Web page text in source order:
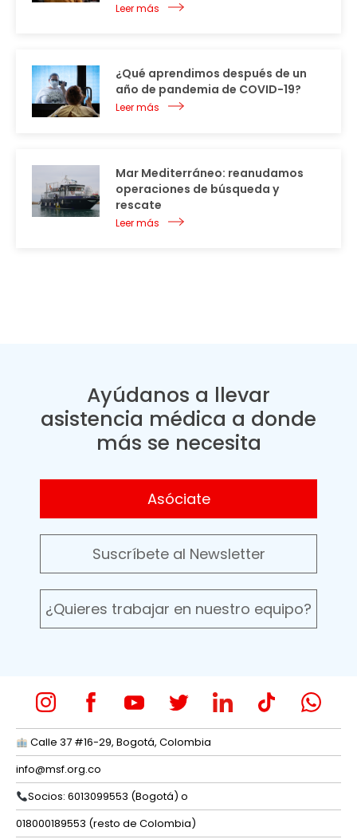
Leer más
¿Qué aprendimos después de un
año de pandemia de COVID-19?
Leer más
Mar Mediterráneo: reanudamos
operaciones de búsqueda y
rescate
Leer más
Ayúdanos a llevar
asistencia médica a donde
más se necesita
Asóciate
Suscríbete al Newsletter
¿Quieres trabajar en nuestro equipo?
Calle 37 #16-29, Bogotá, Colombia
info@msf.org.co
Socios: 6013099553 (Bogotá) o
018000189553 (resto de Colombia)